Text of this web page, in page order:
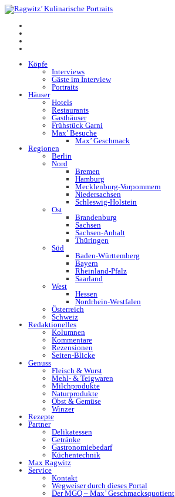
Köpfe
Interviews
Gäste im Interview
Portraits
Häuser
Hotels
Restaurants
Gasthäuser
Frühstück Garni
Max’ Besuche
Max’ Geschmack
Regionen
Berlin
Nord
Bremen
Hamburg
Mecklenburg-Vorpommern
Niedersachsen
Schleswig-Holstein
Ost
Brandenburg
Sachsen
Sachsen-Anhalt
Thüringen
Süd
Baden-Württemberg
Bayern
Rheinland-Pfalz
Saarland
West
Hessen
Nordrhein-Westfalen
Österreich
Schweiz
Redaktionelles
Kolumnen
Kommentare
Rezensionen
Seiten-Blicke
Genuss
Fleisch & Wurst
Mehl- & Teigwaren
Milchprodukte
Naturprodukte
Obst & Gemüse
Winzer
Rezepte
Partner
Delikatessen
Getränke
Gastronomiebedarf
Küchentechnik
Max Ragwitz
Service
Kontakt
Wegweiser durch dieses Portal
Der MGQ – Max’ Geschmacksquotient